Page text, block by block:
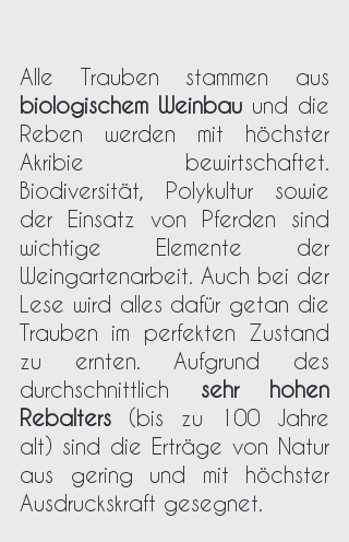
biologischem Weinbau und die
Reben werden mit höchster
Akribie bewirtschaftet.
Biodiversität, Polykultur sowie
der Einsatz von Pferden sind
wichtige Elemente der
Weingartenarbeit. Auch bei der
Lese wird alles dafür getan die
Trauben im perfekten Zustand
zu ernten. Aufgrund des
durchschnittlich sehr hohen
Rebalters (bis zu 100 Jahre
alt) sind die Erträge von Natur
aus gering und mit höchster
Ausdruckskraft gesegnet.